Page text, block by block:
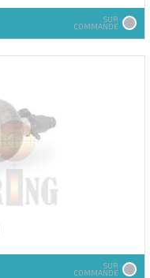
SUR
COMMANDE
SUR
COMMANDE